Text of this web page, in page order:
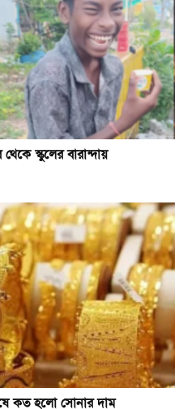
স্কুলের বারান্দায়
কত হলো সোনার দাম